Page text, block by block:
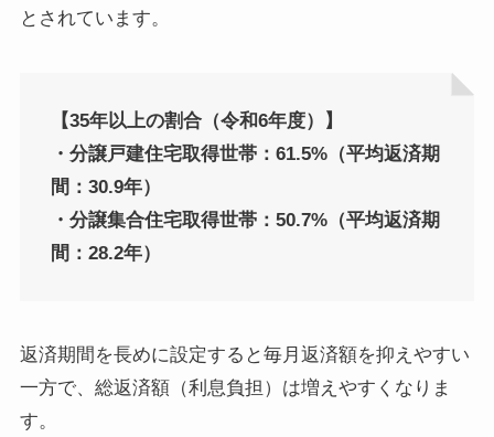
とされています。
【35年以上の割合（令和6年度）】
・分譲戸建住宅取得世帯：61.5%（平均返済期
間：30.9年）
・分譲集合住宅取得世帯：50.7%（平均返済期
間：28.2年）
返済期間を長めに設定すると毎月返済額を抑えやすい
一方で、総返済額（利息負担）は増えやすくなりま
す。